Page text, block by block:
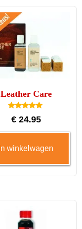
Leather Care
5.00
€24.95
In winkelwagen